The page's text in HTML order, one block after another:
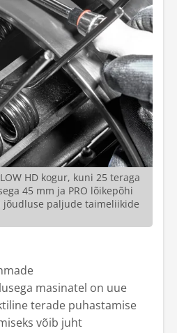
HD kogur, kuni 25 teraga
45 mm ja PRO lõikepõhi
paljude taimeliikide
masinatel on uue
terade puhastamise
võib juht